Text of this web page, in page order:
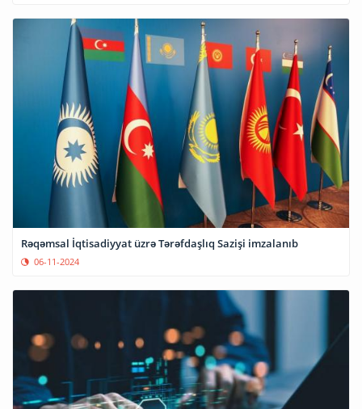
Rəqəmsal İqtisadiyyat üzrə Tərəfdaşlıq Sazişi imzalanıb
06-11-2024